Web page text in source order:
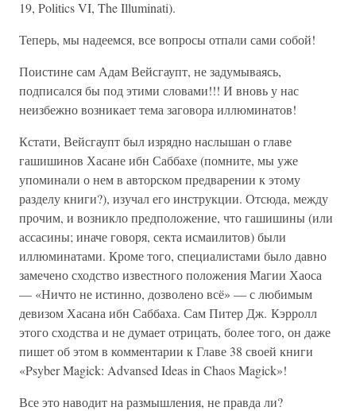
19, Politics VI, The Illuminati).
Теперь, мы надеемся, все вопросы отпали сами собой!
Поистине сам Адам Вейсгаупт, не задумываясь,
подписался бы под этими словами!!! И вновь у нас
неизбежно возникает тема заговора иллюминатов!
Кстати, Вейсгаупт был изрядно наслышан о главе
гашишинов Хасане ибн Саббахе (помните, мы уже
упоминали о нем в авторском предварении к этому
разделу книги?), изучал его инструкции. Отсюда, между
прочим, и возникло предположение, что гашишины (или
ассасины; иначе говоря, секта исмаилитов) были
иллюминатами. Кроме того, специалистами было давно
замечено сходство известного положения Магии Хаоса
— «Ничто не истинно, дозволено всё» — с любимым
девизом Хасана ибн Саббаха. Сам Питер Дж. Кэрролл
этого сходства и не думает отрицать, более того, он даже
пишет об этом в комментарии к Главе 38 своей книги
«Psyber Magick: Advansed Ideas in Chaos Magick»!
Все это наводит на размышления, не правда ли?